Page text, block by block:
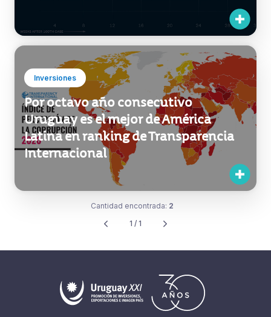
Inversiones
Por octavo año consecutivo
Uruguay es el mejor de América
Latina en ranking de Transparencia
Internacional
Cantidad encontrada: 2
1 / 1